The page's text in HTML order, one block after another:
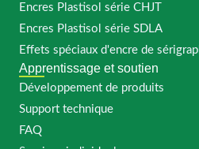
Encres Plastisol série CHJT
Encres Plastisol série SDLA
Effets spéciaux d'encre de
Apprentissage et soutien
Développement de produits
Support technique
FAQ